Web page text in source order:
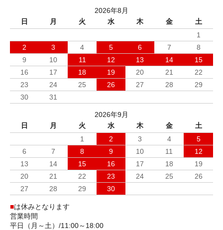
2026年8月
日
月 火 水 木 金
土
1
2
3 4 5 6 7
8
9
10 11 12 13 14
15
16
17 18 19 20 21
22
23
24 25 26 27 28
29
30
31
2026年9月
日
月 火 水 木 金
土
1
2 3 4
5
6
7 8 9 10 11
12
13
14 15 16 17 18
19
20
21 22 23 24 25
26
27
28 29 30
■は休みとなります
営業時間
平日（月～土）/11:00～18:00